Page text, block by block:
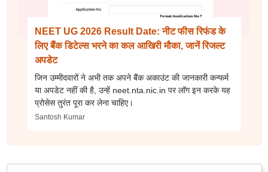
NEET UG 2026 Result Date: नीट फीस रिफंड के
लिए बैंक डिटेल्स भरने का कल आखिरी मौका, जानें रिजल्ट
अपडेट
जिन उम्मीदवारों ने अभी तक अपने बैंक अकाउंट की जानकारी कन्फर्म
या अपडेट नहीं की है, उन्हें neet.nta.nic.in पर लॉग इन करके यह
प्रोसेस तुरंत पूरा कर लेना चाहिए।
Santosh Kumar